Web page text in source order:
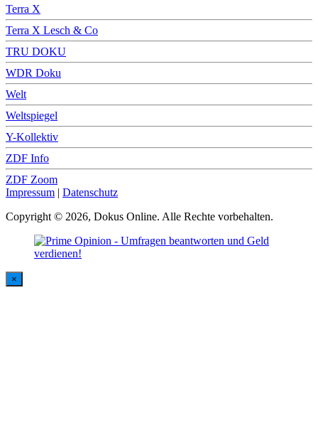
Terra X
Terra X Lesch & Co
TRU DOKU
WDR Doku
Welt
Weltspiegel
Y-Kollektiv
ZDF Info
ZDF Zoom
Impressum | Datenschutz
Copyright © 2026, Dokus Online. Alle Rechte vorbehalten.
×